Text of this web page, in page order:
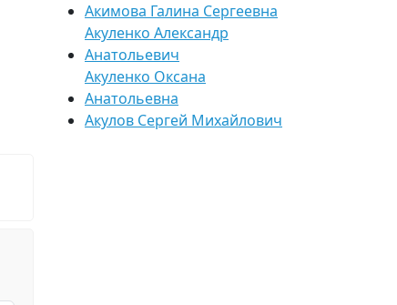
Акимова Галина Сергеевна
Акуленко Александр
Анатольевич
Акуленко Оксана
Анатольевна
Акулов Сергей Михайлович